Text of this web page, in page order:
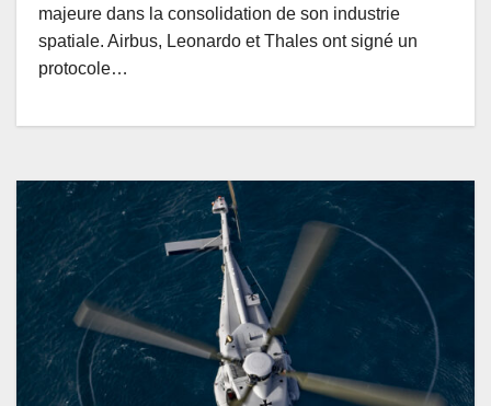
majeure dans la consolidation de son industrie
spatiale. Airbus, Leonardo et Thales ont signé un
protocole…